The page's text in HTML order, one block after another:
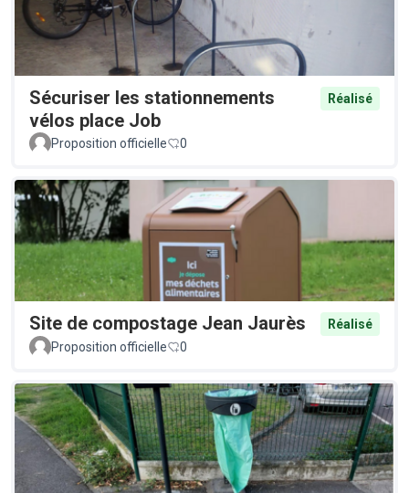
Sécuriser les stationnements
vélos place Job
Réalisé
Proposition officielle 0
Site de compostage Jean Jaurès
Réalisé
Proposition officielle
0